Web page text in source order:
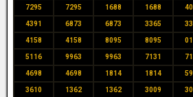
7295 7295 1688 1688
4391 6873 6873 3365
4158 4158 8095 8095
5116 9963 9963 7131
4698 4698 1814 1814
3610 1362 1362 3009